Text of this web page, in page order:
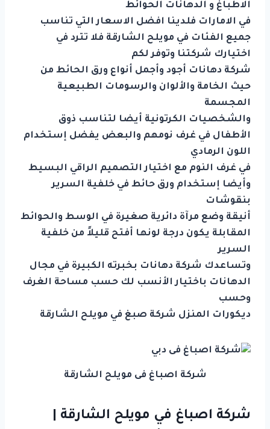
الاطباغ و الدهانات الحوائط
في الامارات فلدينا افضل الاسعار التي تناسب
جميع الفئات في مويلح الشارقة فلا تترد في
اختيارك شركتنا وتوفر لكم
شركة دهانات أجود وأجمل أنواع ورق الحائط من
حيث الخامة والألوان والرسومات الطبيعية
المجسمة
والشخصيات الكرتونية أيضا لتناسب ذوق
الأطفال في غرف نومهم والبعض يفضل إستخدام
اللون الرمادي
في غرف النوم مع اختيار التصميم الراقي البسيط
وأيضا إستخدام ورق حائط في خلفية السرير
بنقوشات
أنيقة وضع مرآة دائرية صغيرة في الوسط والحوائط
المقابلة يكون درجة لونها أفتح قليلاً من خلفية
السرير
وتساعدك شركة دهانات بخبرته الكبيرة في مجال
الدهانات باختيار الأنسب لك حسب مساحة الغرف
وحسب
ديكورات المنزل شركة صبغ في مويلح الشارقة
شركة اصباغ فى مويلح الشارقة
شركة اصباغ في مويلح الشارقة |